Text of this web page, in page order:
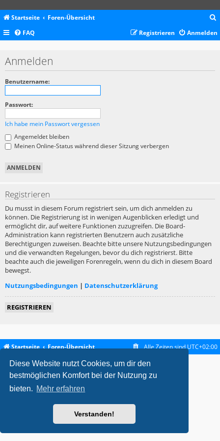
Diese Website nutzt Cookies, um dir den
bestmöglichen Komfort bei der Nutzung zu
bieten. Mehr erfahren
Verstanden!
Startseite Foren-Übersicht
c
FAQ Anmelden
Registrieren
Anmelden
Benutzername:
Passwort:
Ich habe mein Passwort vergessen
Angemeldet bleiben
Meinen Online-Status während dieser Sitzung verbergen
Registrieren
Du musst in diesem Forum registriert sein, um dich anmelden zu
können. Die Registrierung ist in wenigen Augenblicken erledigt und
ermöglicht dir, auf weitere Funktionen zuzugreifen. Die Board-
Administration kann registrierten Benutzern auch zusätzliche
Berechtigungen zuweisen. Beachte bitte unsere Nutzungsbedingungen
und die verwandten Regelungen, bevor du dich registrierst. Bitte
beachte auch die jeweiligen Forenregeln, wenn du dich in diesem Board
bewegst.
Nutzungsbedingungen | Datenschutzerklärung
REGISTRIEREN
Startseite Foren-Übersicht Alle Zeiten sindUTC+02:00
metrolike style byEric SeguinUpdated for phpBB3.2 by
Powered byphpBB ® Forum Software © phpBB Limited
phpBB.de
Datenschutz